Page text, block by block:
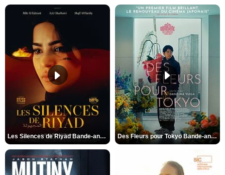
Les Silences de Riyad Bande-annonce VO STFR Des Fleurs pour Tokyo Bande-annonce VO STFR